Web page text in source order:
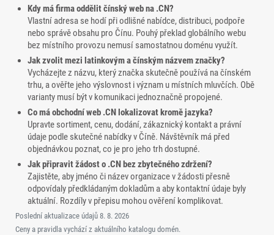
Kdy má firma oddělit čínský web na .CN?
Vlastní adresa se hodí při odlišné nabídce, distribuci, podpoře
nebo správě obsahu pro Čínu. Pouhý překlad globálního webu
bez místního provozu nemusí samostatnou doménu využít.
Jak zvolit mezi latinkovým a čínským názvem značky?
Vycházejte z názvu, který značka skutečně používá na čínském
trhu, a ověřte jeho výslovnost i význam u místních mluvčích. Obě
varianty musí být v komunikaci jednoznačně propojené.
Co má obchodní web .CN lokalizovat kromě jazyka?
Upravte sortiment, cenu, dodání, zákaznický kontakt a právní
údaje podle skutečné nabídky v Číně. Návštěvník má před
objednávkou poznat, co je pro jeho trh dostupné.
Jak připravit žádost o .CN bez zbytečného zdržení?
Zajistěte, aby jméno či název organizace v žádosti přesně
odpovídaly předkládaným dokladům a aby kontaktní údaje byly
aktuální. Rozdíly v přepisu mohou ověření komplikovat.
Poslední aktualizace údajů 8. 8. 2026
Ceny a pravidla vychází z aktuálního katalogu domén.